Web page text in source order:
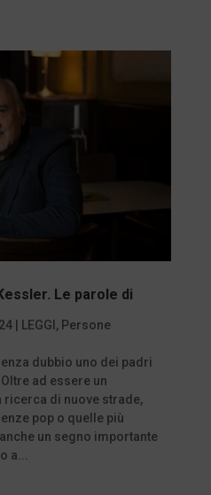
Le parole di
| LEGGI , Persone
dubbio uno dei padri
ad essere un
di nuove strade,
pop o quelle più
un segno importante
a...